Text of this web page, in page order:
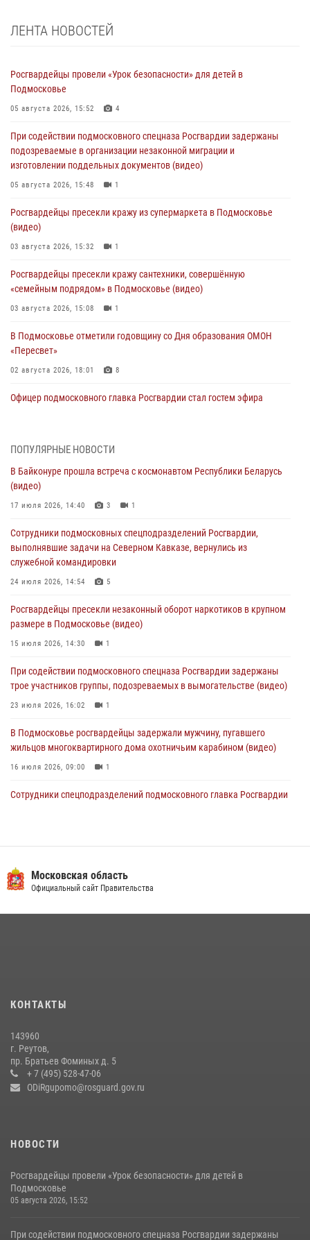
ЛЕНТА НОВОСТЕЙ
Росгвардейцы провели «Урок безопасности» для детей в
Подмосковье
05 августа 2026, 15:52 4
При содействии подмосковного спецназа Росгвардии задержаны
подозреваемые в организации незаконной миграции и
изготовлении поддельных документов (видео)
05 августа 2026, 15:48 1
Росгвардейцы пресекли кражу из супермаркета в Подмосковье
(видео)
03 августа 2026, 15:32 1
Росгвардейцы пресекли кражу сантехники, совершённую
«семейным подрядом» в Подмосковье (видео)
03 августа 2026, 15:08 1
В Подмосковье отметили годовщину со Дня образования ОМОН
«Пересвет»
02 августа 2026, 18:01 8
Офицер подмосковного главка Росгвардии стал гостем эфира
крупную сумму в Подмосковье
31 июля 2026, 13:00
действиях в Подмосковье (видео)
31 июля 2026, 09:00
В Главном управлении Росгвардии по Московской области
образования региональной общественной организации ветеранов
войск правопорядка (видео)
30 июля 2026, 13:00 5
Росгвардейцы задержали нетрезвую автоледи в Подмосковье
30 июля 2026, 08:00 1
ПОПУЛЯРНЫЕ НОВОСТИ
В Байконуре прошла встреча с космонавтом Республики Беларусь
(видео)
17 июля 2026, 14:40 3 1
Сотрудники подмосковных спецподразделений Росгвардии,
выполнявшие задачи на Северном Кавказе, вернулись из
служебной командировки
24 июля 2026, 14:54 5
Росгвардейцы пресекли незаконный оборот наркотиков в крупном
размере в Подмосковье (видео)
15 июля 2026, 14:30 1
При содействии подмосковного спецназа Росгвардии задержаны
трое участников группы, подозреваемых в вымогательстве (видео)
23 июля 2026, 16:02 1
В Подмосковье росгвардейцы задержали мужчину, пугавшего
жильцов многоквартирного дома охотничьим карабином (видео)
16 июля 2026, 09:00 1
Сотрудники спецподразделений подмосковного главка Росгвардии
федеральном розыске (видео)
22 июля 2026, 14:15 1
18 июля 2026, 07:03
сотрудников спецподразделений в преодолении полосы
препятствий со стрельбой
14 июля 2026, 15:13
Московская область
Официальный сайт Правительства
КОНТАКТЫ
143960
г. Реутов,
пр. Братьев Фоминых д. 5
+ 7 (495) 528-47-06
ODiRgupomo@rosguard.gov.ru
НОВОСТИ
Росгвардейцы провели «Урок безопасности» для детей в
Подмосковье
05 августа 2026, 15:52
При содействии подмосковного спецназа Росгвардии задержаны